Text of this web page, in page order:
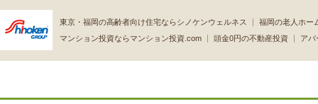
東京・福岡の高齢者向け住宅ならシノケンウェルネス
福岡の老人ホー
マンション投資ならマンション投資.com
頭金0円の不動産投資 アパ